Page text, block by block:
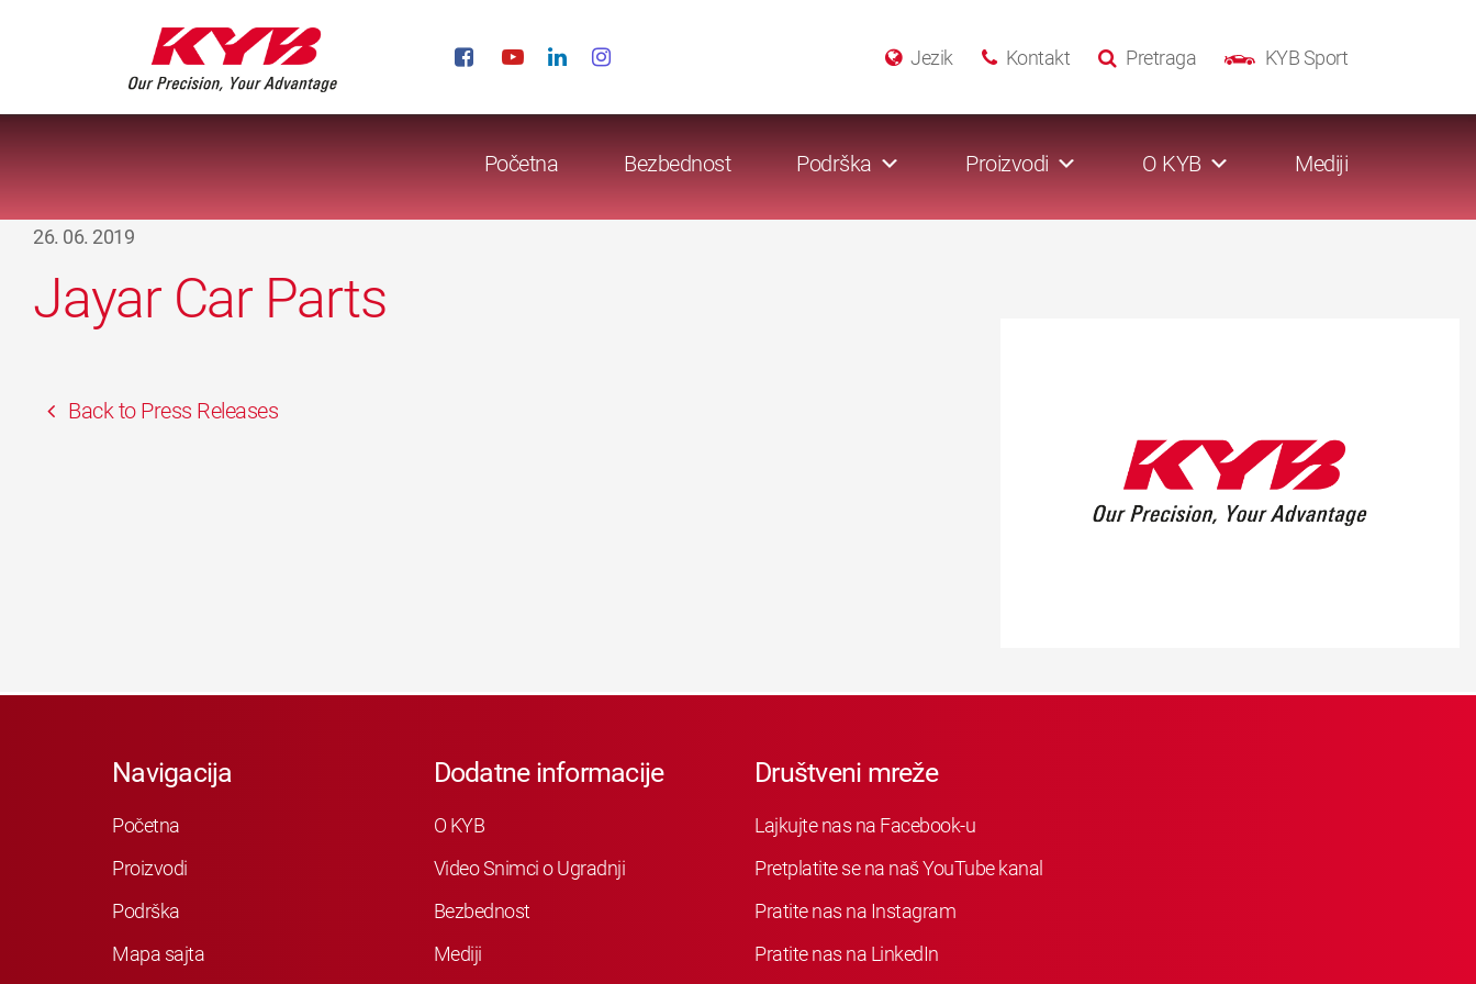
KYB Sport
Pretraga
Kontakt
Jezik
Početna Bezbednost Podrška Proizvodi O KYB Mediji
26. 06. 2019
Jayar Car Parts
Back to Press Releases
Navigacija
Početna
Proizvodi
Podrška
Mapa sajta
Dodatne informacije
O KYB
Video Snimci o Ugradnji
Bezbednost
Mediji
Društveni mreže
Lajkujte nas na Facebook-u
Pretplatite se na naš YouTube kanal
Pratite nas na Instagram
Pratite nas na LinkedIn